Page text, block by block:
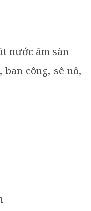
nước âm sàn
công, sê nô,